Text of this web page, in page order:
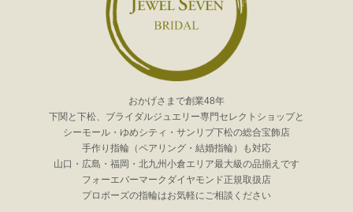
おかげさまで創業48年
下関と下松、ブライダルジュエリー専門セレクトショップと
シーモール・ゆめシティ・サンリブ下松の総合宝飾店
手作り指輪（ペアリング・結婚指輪）も対応
山口・広島・福岡・北九州小倉エリア最大級の品揃えです
フォーエバーマークダイヤモンド正規取扱店
プロポーズの指輪はお気軽にご相談ください